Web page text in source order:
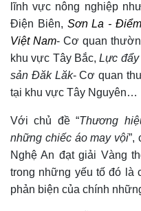
lĩnh vực nông nghiệp
Điện Biên, Sơn La -
Việt Nam- Cơ quan
khu vực Tây Bắc,Lực
sản Đăk Lăk-Cơ quan
tại khu vực Tây Nguyên…
Với chủ đề “Thương
những chiếc áo may vội”,
Nghệ An đạt giải Vàng
trong những yếu tố đó là
phản biện của chính